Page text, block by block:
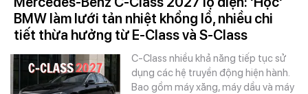
BMW làm lưới tản nhiệt khổng lồ, nhiều chi
tiết thừa hưởng từ E-Class và S-Class
C-Class nhiều khả năng tiếp tục sử
dụng các hệ truyền động hiện hành.
Bao gồm máy xăng, máy dầu và máy